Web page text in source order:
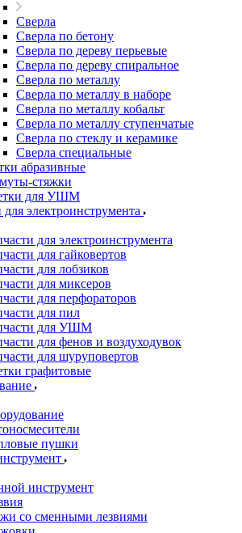
Сверла
Сверла по бетону
Сверла по дереву перьевые
Сверла по дереву спиральное
Сверла по металлу
Сверла по металлу в наборе
Сверла по металлу кобальт
Сверла по металлу ступенчатые
Сверла по стеклу и керамике
Сверла специальные
абразивные
стяжки
для УШМ
для электроинструмента
для электроинструмента
для гайковертов
для лобзиков
для миксеров
для перфораторов
для пил
для УШМ
для фенов и воздуходувок
для шуруповертов
графитовые
пушки
инструмент
со сменными лезвиями